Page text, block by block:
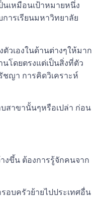
นเหมือนเป้าหมายหนึ่ง
ารเรียนมหาวิทยาลัย
วเองในด้านต่างๆให้มาก
นโดยตรงแต่เป็นสิ่งที่ตัว
ชญา การคิดวิเคราะห์
สาขานั้นๆหรือเปล่า ก่อน
งขึ้น ต้องการรู้จักคนจาก
รอบครัวย้ายไปประเทศอื่น